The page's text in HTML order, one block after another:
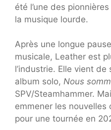
été l’une des
la musique lourde.
Après une longue
musicale, Leather est
l’industrie. Elle vient
album solo, Nous
SPV/Steamhammer.
emmener les nouvelles
pour une tournée en